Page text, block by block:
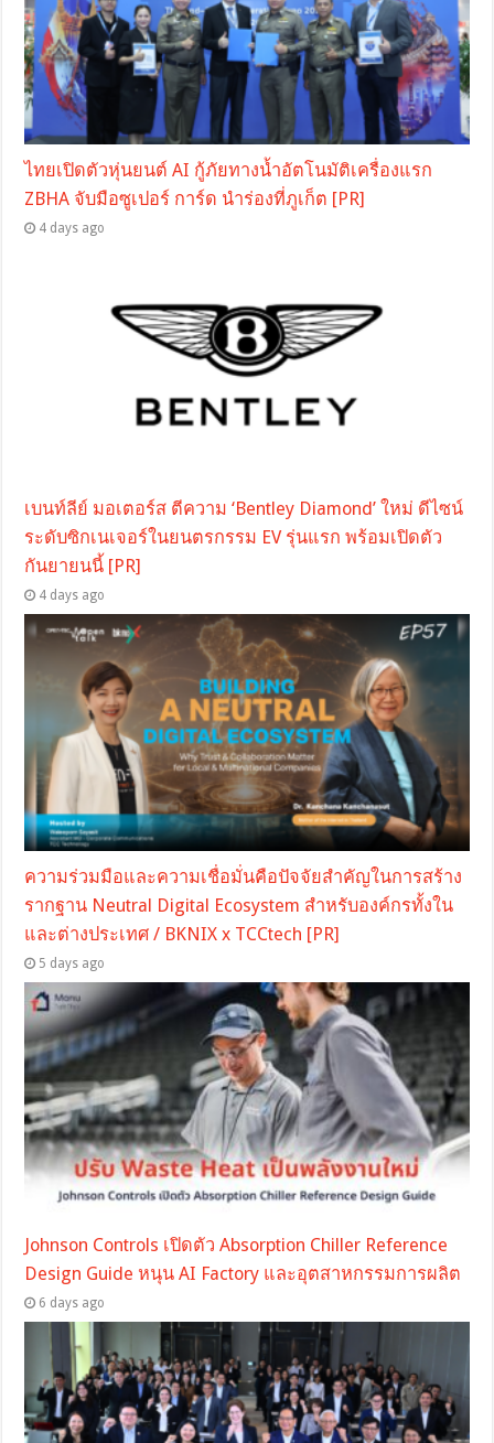
ไทยเปิดตัวหุ่นยนต์ AI กู้ภัยทางน้ำอัตโนมัติเครื่องแรก
ZBHA จับมือซูเปอร์ การ์ด นำร่องที่ภูเก็ต [PR]
4 days ago
เบนท์ลีย์ มอเตอร์ส ตีความ ‘Bentley Diamond’ ใหม่ ดีไซน์
ระดับซิกเนเจอร์ในยนตรกรรม EV รุ่นแรก พร้อมเปิดตัว
กันยายนนี้ [PR]
4 days ago
ความร่วมมือและความเชื่อมั่นคือปัจจัยสำคัญในการสร้าง
รากฐาน Neutral Digital Ecosystem สำหรับองค์กรทั้งใน
และต่างประเทศ / BKNIX x TCCtech [PR]
5 days ago
Johnson Controls เปิดตัว Absorption Chiller Reference
Design Guide หนุน AI Factory และอุตสาหกรรมการผลิต
6 days ago